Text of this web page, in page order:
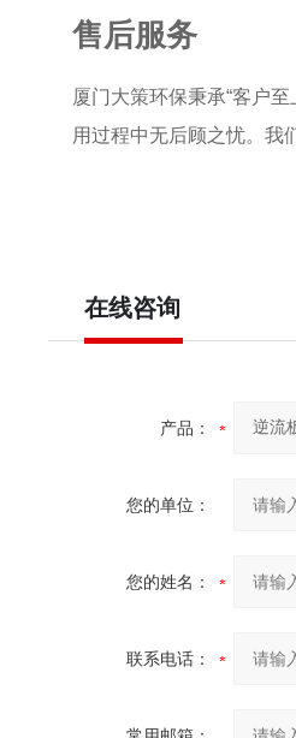
售后服务
厦门大策环保秉承“客户
用过程中无后顾之忧。我
在线咨询
产品：
您的单位：
您的姓名：
联系电话：